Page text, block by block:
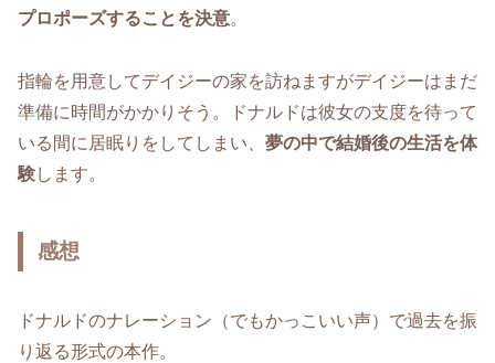
プロポーズすることを決意。
指輪を用意してデイジーの家を訪ねますがデイジーはまだ
準備に時間がかかりそう。ドナルドは彼女の支度を待って
いる間に居眠りをしてしまい、 夢の中で結婚後の生活を体
験します。
感想
ドナルドのナレーション（でもかっこいい声）で過去を振
り返る形式の本作。